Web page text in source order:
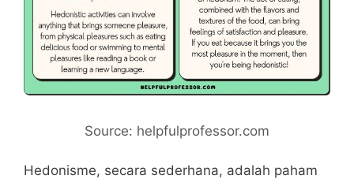
Source: helpfulprofessor.com
Hedonisme, secara sederhana, adalah paham